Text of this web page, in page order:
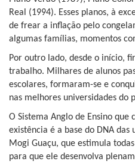
Real (1994). Esses planos, à
de frear a inflação pelo
algumas famílias, momentos
Por outro lado, desde o início,
trabalho. Milhares de alunos
escolares, formaram-se e
nas melhores universidades do
O Sistema Anglo de Ensino que
existência é a base do DNA
Mogi Guaçu, que estimula
para que ele desenvolva